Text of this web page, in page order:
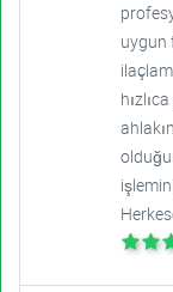
uygun